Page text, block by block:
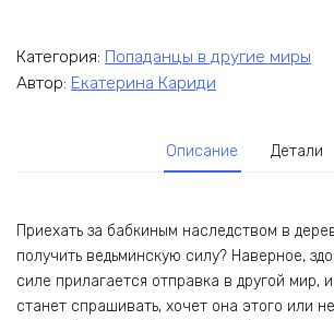
Категория: Попаданцы в другие миры
Автор: Екатерина Кариди
Описание Детали
Приехать за бабкиным наследством в
получить ведьминскую силу? Наверное,
силе прилагается отправка в другой мир,
станет спрашивать, хочет она этого или